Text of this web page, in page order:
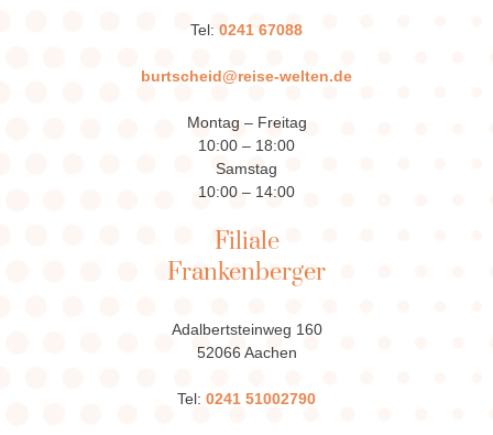
Tel: 0241 67088
burtscheid@reise-welten.de
Montag – Freitag
10:00 – 18:00
Samstag
10:00 – 14:00
Filiale
Frankenberger
Adalbertsteinweg 160
52066 Aachen
Tel: 0241 51002790